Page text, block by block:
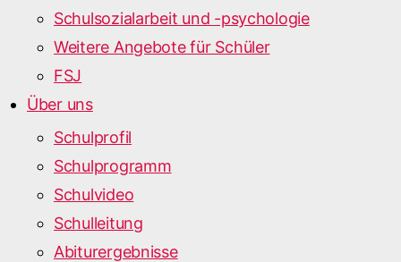
Schulsozialarbeit und -psychologie
Weitere Angebote für Schüler
FSJ
Über uns
Schulprofil
Schulprogramm
Schulvideo
Schulleitung
Abiturergebnisse